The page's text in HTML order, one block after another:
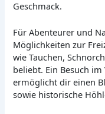
Geschmack.
Für Abenteurer und
Möglichkeiten zur
wie Tauchen,
beliebt. Ein Besuch
ermöglicht dir einen
sowie historische